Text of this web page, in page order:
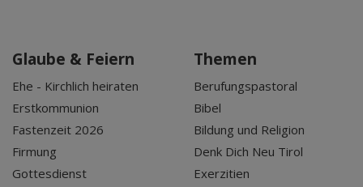
Glaube & Feiern
Ehe - Kirchlich heiraten
Erstkommunion
Fastenzeit 2026
Firmung
Gottesdienst
Themen
Berufungspastoral
Bibel
Bildung und Religion
Denk Dich Neu Tirol
Exerzitien